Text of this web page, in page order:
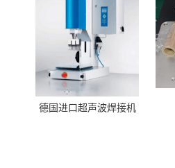
德国进口超声波焊接机